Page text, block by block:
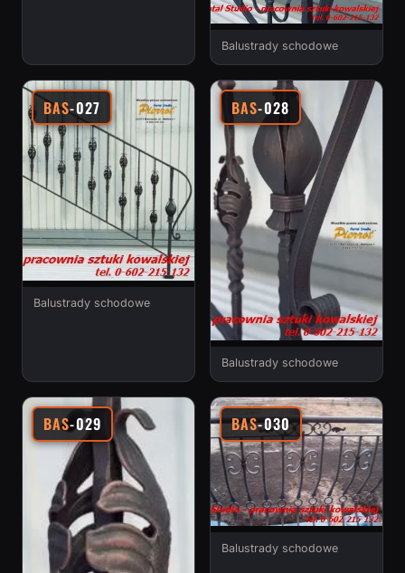
Balustrady schodowe
BAS-027
Balustrady schodowe
BAS-028
Balustrady schodowe
BAS-029 BAS-030
Balustrady schodowe